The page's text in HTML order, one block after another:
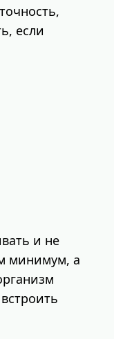
если
и не
минимум, а